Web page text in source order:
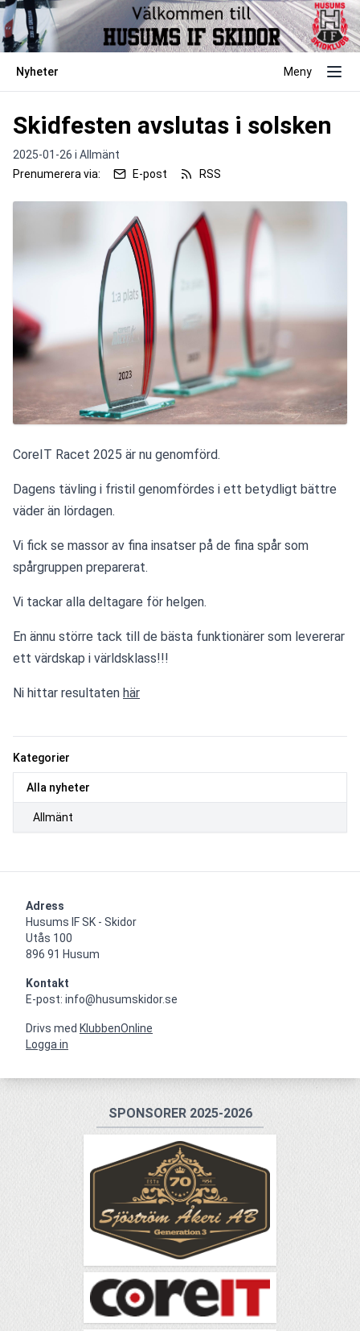
Nyheter Meny
Kategorier
Alla nyheter
Allmänt
Skidfesten avslutas i solsken
2025-01-26 i Allmänt
Prenumerera via:
E-post RSS
CoreIT Racet 2025 är nu genomförd.
Dagens tävling i fristil genomfördes i ett betydligt bättre
väder än lördagen.
Vi fick se massor av fina insatser på de fina spår som
spårgruppen preparerat.
Vi tackar alla deltagare för helgen.
En ännu större tack till de bästa funktionärer som levererar
ett värdskap i världsklass!!!
Ni hittar resultaten här
Adress
Husums IF SK - Skidor
Utås 100
896 91 Husum
Kontakt
E-post: info@husumskidor.se
Drivs med KlubbenOnline
Logga in
SPONSORER 2025-2026